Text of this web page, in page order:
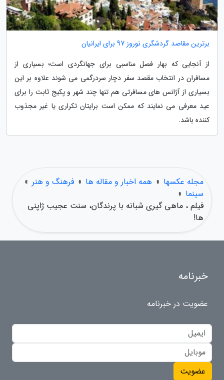
برترین مقاصد گردشگری نوروز 97 برای ایرانیان
از آنجایی که بهار فصل مناسبی برای جهانگردی است؛ بسیاری از
مسافران در انتخاب مقصد سفر دچار سردرگمی می شوند علاوه بر این
بسیاری از آژانس های مسافرتی هم تنها چند شهر و پکیج ثابت را برای
عید معرفی می نمایند که ممکن است برایتان تکراری یا غیر مجذوب
کننده باشد.
مجله عکسها » همه اخبار و مقاله ها » فرهنگ و هنر »
سینما »
فیلم ، ماهی گیری شبانه با پرندگان، سنت عجیب ژاپنی
ها!
خبرنامه
عضویت در خبرنامه
عضویت